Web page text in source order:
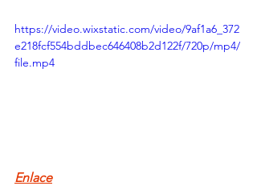
https://video.wixstatic.com/video/9af1a6_372
e218fcf554bddbec646408b2d122f/720p/mp4/
file.mp4
Enlace